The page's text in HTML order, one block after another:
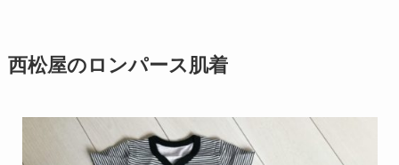
西松屋のロンパース肌着